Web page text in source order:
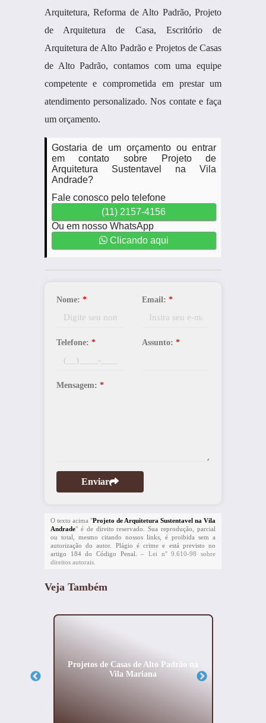
Arquitetura, Reforma de Alto Padrão, Projeto
de Arquitetura de Casa, Escritório de
Arquitetura de Alto Padrão e Projetos de Casas
de Alto Padrão, contamos com uma equipe
competente e comprometida em prestar um
atendimento personalizado. Nos contate e faça
um orçamento.
Gostaria de um orçamento ou entrar
em contato sobre Projeto de
Arquitetura Sustentavel na Vila
Andrade?
Fale conosco pelo telefone
(11) 2157-4156
Ou em nosso WhatsApp
Clicando aqui
Nome: * Email: *
Telefone: * Assunto: *
Mensagem: *
Enviar
O texto acima "Projeto de Arquitetura Sustentavel na Vila
Andrade" é de direito reservado. Sua reprodução, parcial
ou total, mesmo citando nossos links, é proibida sem a
autorização do autor. Plágio é crime e está previsto no
artigo 184 do Código Penal. –Lei n° 9.610-98 sobre
direitos autorais.
Veja Também
Projetos de Casas de Alto Padrão na
Vila Mariana